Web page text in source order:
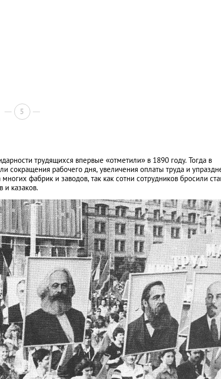
5
трудящихся впервые «отметили» в 1890 году. Тогда в
сокращения рабочего дня, увеличения оплаты труда и
фабрик и заводов, так как сотни сотрудников бросили
казаков.